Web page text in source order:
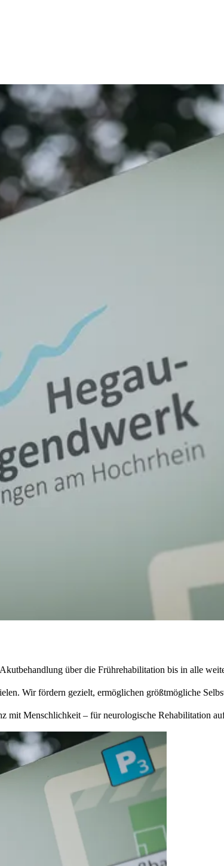
über die Frührehabilitation bis in alle
Wir fördern gezielt, ermöglichen größtmögliche
mit Menschlichkeit – für neurologische Rehabilitation